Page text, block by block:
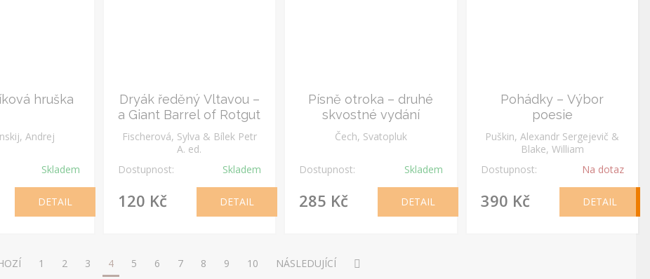
hruška
Andrej
Skladem
DETAIL
Dryák ředěný Vltavou –
a Giant Barrel of Rotgut
Fischerová, Sylva & Bílek Petr
A. ed.
Dostupnost:
Skladem
120 Kč DETAIL
Písně otroka – druhé
skvostné vydání
Čech, Svatopluk
Dostupnost: Skladem
285 Kč DETAIL
Pohádky – Výbor
poesie
Puškin, Alexandr Sergejevič &
Blake, William
Dostupnost:
Na dotaz
390 Kč DETAIL
1 2 3 4 5 6 7 8 9 10 NÁSLEDUJÍCÍ